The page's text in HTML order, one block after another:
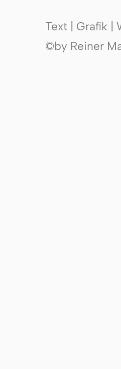
Text | Grafik |
©by Reiner